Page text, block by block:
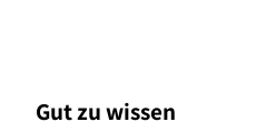
Gut zu wissen